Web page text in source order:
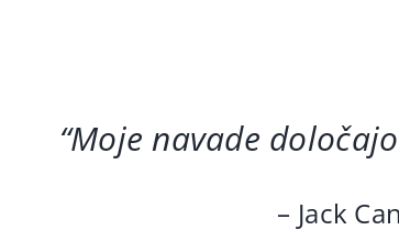
“Moje navade
– Jack